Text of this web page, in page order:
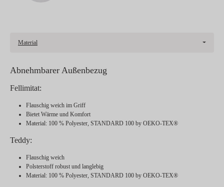
Material
Abnehmbarer Außenbezug
Fellimitat:
Flauschig weich im Griff
Bietet Wärme und Komfort
Material: 100 % Polyester, STANDARD 100 by OEKO-TEX®
Teddy:
Flauschig weich
Polsterstoff robust und langlebig
Material: 100 % Polyester, STANDARD 100 by OEKO-TEX®